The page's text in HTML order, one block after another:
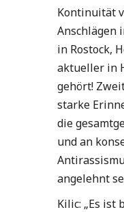
Kontinuität
Anschlägen
in Rostock,
aktueller in
gehört!
starke
die
und an
angelehnt
Kilic: „Es ist